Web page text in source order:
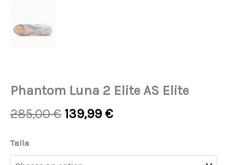
Phantom Luna 2 Elite AS Elite
285,00€ Original
285,00 €.
139,99 €Current
139,99 €.
Talla
Phantom
Luna